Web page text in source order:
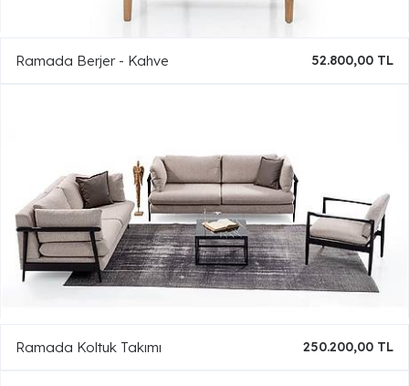
Ramada Berjer - Kahve 52.800,00 TL
Ramada Koltuk Takımı 250.200,00 TL